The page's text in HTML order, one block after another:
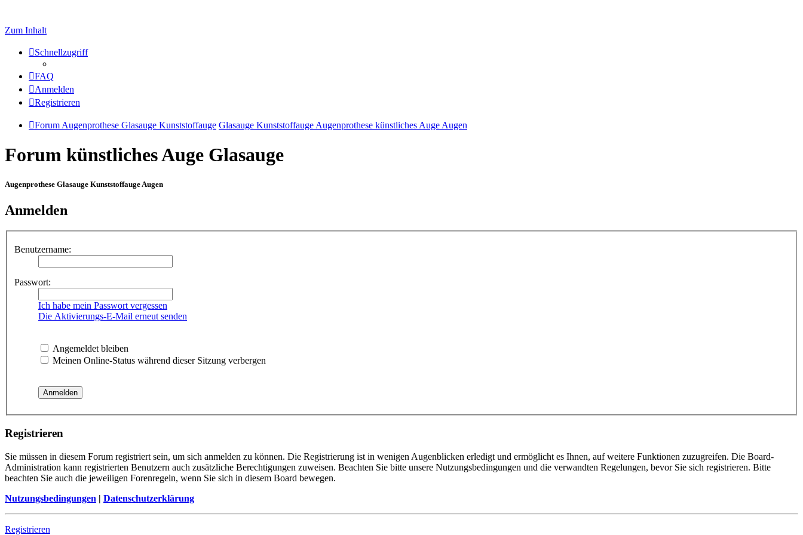
Zum Inhalt
Schnellzugriff
FAQ
Anmelden
Registrieren
Forum Augenprothese Glasauge Kunststoffauge Glasauge Kunststoffauge Augenprothese künstliches Auge Augen
Forum künstliches Auge Glasauge
Augenprothese Glasauge Kunststoffauge Augen
Anmelden
Benutzername:
Passwort:
Ich habe mein Passwort vergessen
Die Aktivierungs-E-Mail erneut senden
Angemeldet bleiben
Meinen Online-Status während dieser Sitzung verbergen
Registrieren
Sie müssen in diesem Forum registriert sein, um sich anmelden zu können. Die Registrierung ist in wenigen Augenblicken erledigt und ermöglicht es Ihnen, auf weitere Funktionen zuzugreifen. Die Board-
Administration kann registrierten Benutzern auch zusätzliche Berechtigungen zuweisen. Beachten Sie bitte unsere Nutzungsbedingungen und die verwandten Regelungen, bevor Sie sich registrieren. Bitte
beachten Sie auch die jeweiligen Forenregeln, wenn Sie sich in diesem Board bewegen.
Nutzungsbedingungen | Datenschutzerklärung
Registrieren